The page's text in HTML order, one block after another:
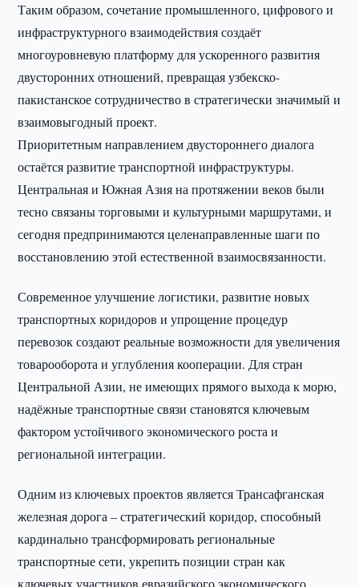
Таким образом, сочетание промышленного, цифрового и
инфраструктурного взаимодействия создаёт
многоуровневую платформу для ускоренного развития
двусторонних отношений, превращая узбекско-
пакистанское сотрудничество в стратегически значимый и
взаимовыгодный проект.
Приоритетным направлением двустороннего диалога
остаётся развитие транспортной инфраструктуры.
Центральная и Южная Азия на протяжении веков были
тесно связаны торговыми и культурными маршрутами, и
сегодня предпринимаются целенаправленные шаги по
восстановлению этой естественной взаимосвязанности.
Современное улучшение логистики, развитие новых
транспортных коридоров и упрощение процедур
перевозок создают реальные возможности для увеличения
товарооборота и углубления кооперации. Для стран
Центральной Азии, не имеющих прямого выхода к морю,
надёжные транспортные связи становятся ключевым
фактором устойчивого экономического роста и
региональной интеграции.
Одним из ключевых проектов является Трансафганская
железная дорога – стратегический коридор, способный
кардинально трансформировать региональные
транспортные сети, укрепить позиции стран как
ключевых участников евразийского экономического